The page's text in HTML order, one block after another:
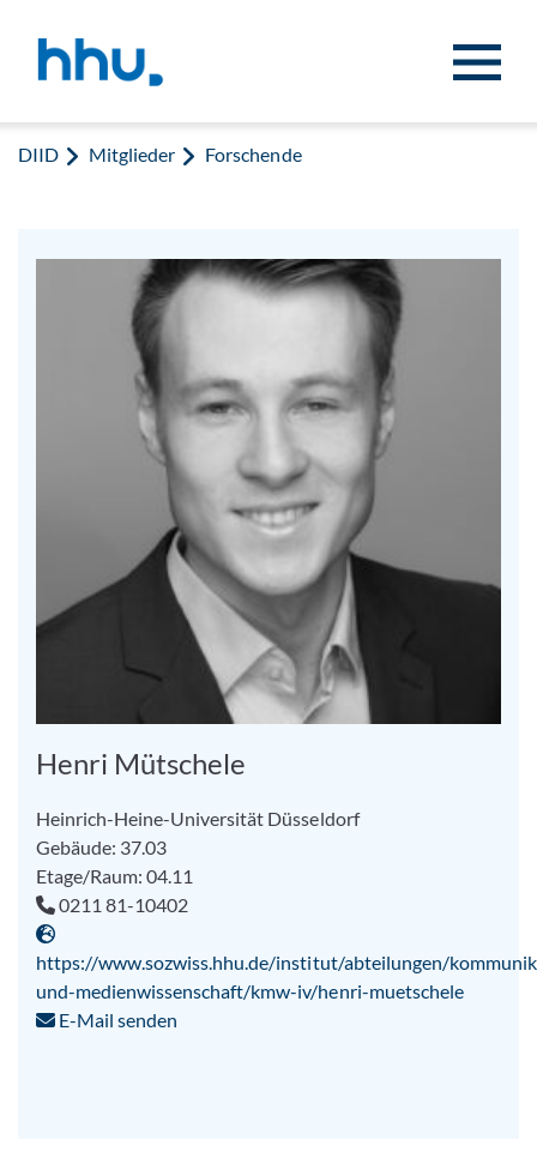
DIID Mitglieder Forschende
Henri Mütschele
Heinrich-Heine-Universität Düsseldorf
Gebäude: 37.03
Etage/Raum: 04.11
0211 81-10402
https://www.sozwiss.hhu.de/institut/abteilungen/
und-medienwissenschaft/kmw-iv/henri-muetschele
E-Mail senden